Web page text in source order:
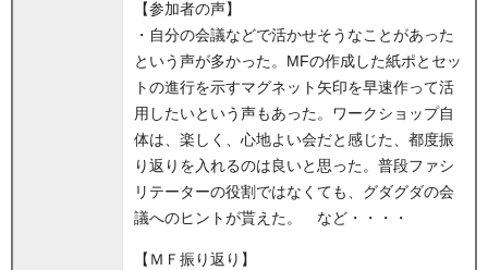
【参加者の声】
・自分の会議などで活かせそうなことがあった
という声が多かった。MFの作成した紙ポとセッ
トの進行を示すマグネット矢印を早速作って活
用したいという声もあった。ワークショップ自
体は、楽しく、心地よい会だと感じた、都度振
り返りを入れるのは良いと思った。普段ファシ
リテーターの役割ではなくても、グダグダの会
議へのヒントが貰えた。 など・・・・
【ＭＦ振り返り】